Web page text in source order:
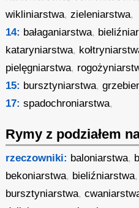
wikliniarstwa,zieleniarstwa,
14: bałaganiarstwa,
kataryniarstwa,
pielęgniarstwa,
15: bursztyniarstwa,
17: spadochroniarstwa,
Rymy z podziałem
rzeczowniki: baloniarstwa,
bekoniarstwa, bieliźniarstwa,
bursztyniarstwa,